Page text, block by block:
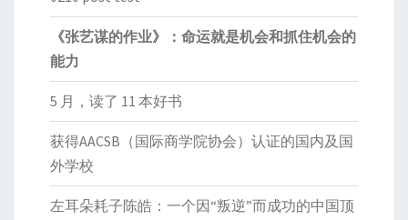
《张艺谋的作业》：命运就是机会和抓住机会的
能力
5 月，读了 11 本好书
获得AACSB（国际商学院协会）认证的国内及国
外学校
左耳朵耗子陈皓：一个因“叛逆”而成功的中国顶